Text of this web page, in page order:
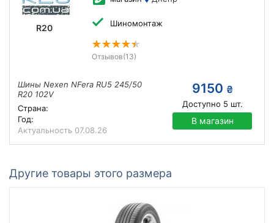
R20 Шиномонтаж
Отзывов(13)
Шины Nexen NFera RU5 245/50
R20 102V
Страна:
Год:
Актуальность 07.08.26
9150 ₴
Доступно 5 шт.
В магазин
Другие товары этого размера